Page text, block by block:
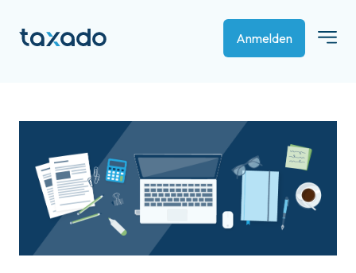
Anmelden